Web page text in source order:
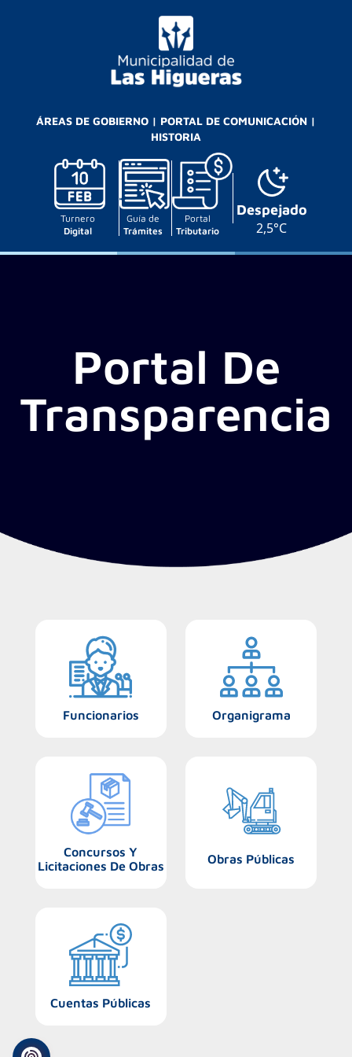
ÁREAS DE GOBIERNO | PORTAL DE COMUNICACIÓN |
HISTORIA
Turnero
Digital
Guía de
Trámites
Portal
Tributario
Despejado
2,5°C
Portal De
Transparencia
Funcionarios Organigrama
Concursos Y
Licitaciones De Obras
Obras Públicas
Cuentas Públicas